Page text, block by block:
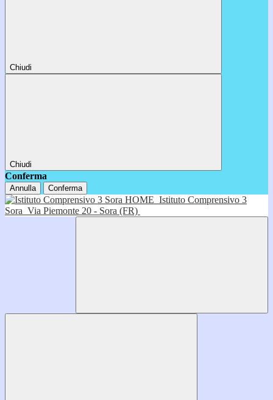
Chiudi
Chiudi
Conferma
Annulla Conferma
HOME Istituto Comprensivo 3
Sora Via Piemonte 20 - Sora (FR)